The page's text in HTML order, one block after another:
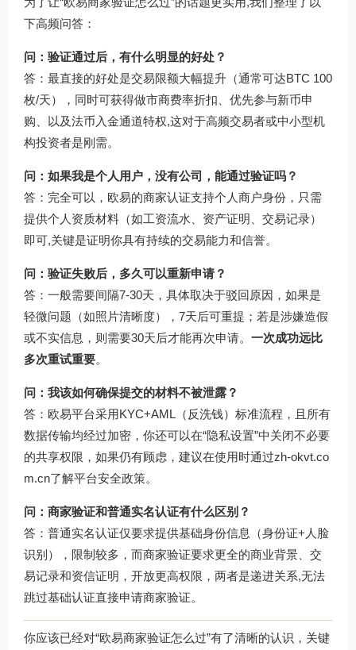
下高频问答：
问：验证通过后，有什么明显的好处？
答：最直接的好处是交易限额大幅提升（通常可达BTC 100
枚/天），同时可获得做市商费率折扣、优先参与新币申
购、以及法币入金通道特权,这对于高频交易者或中小型机
构投资者是刚需。
问：如果我是个人用户，没有公司，能通过验证吗？
答：完全可以，欧易的商家认证支持个人商户身份，只需
提供个人资质材料（如工资流水、资产证明、交易记录）
即可,关键是证明你具有持续的交易能力和信誉。
问：验证失败后，多久可以重新申请？
答：一般需要间隔7-30天，具体取决于驳回原因，如果是
轻微问题（如照片清晰度），7天后可重提；若是涉嫌造假
或不实信息，则需要30天后才能再次申请。 一次成功远比
多次重试重要。
问：我该如何确保提交的材料不被泄露？
答：欧易平台采用KYC+AML（反洗钱）标准流程，且所有
数据传输均经过加密，你还可以在“隐私设置”中关闭不必要
的共享权限，如果仍有顾虑，建议在使用时通过zh-okvt.co
m.cn了解平台安全政策。
问：商家验证和普通实名认证有什么区别？
答：普通实名认证仅要求提供基础身份信息（身份证+人脸
识别），限制较多，而商家验证要求更全的商业背景、交
易记录和资信证明，开放更高权限，两者是递进关系,无法
跳过基础认证直接申请商家验证。
你应该已经对“欧易商家验证怎么过”有了清晰的认识，关键